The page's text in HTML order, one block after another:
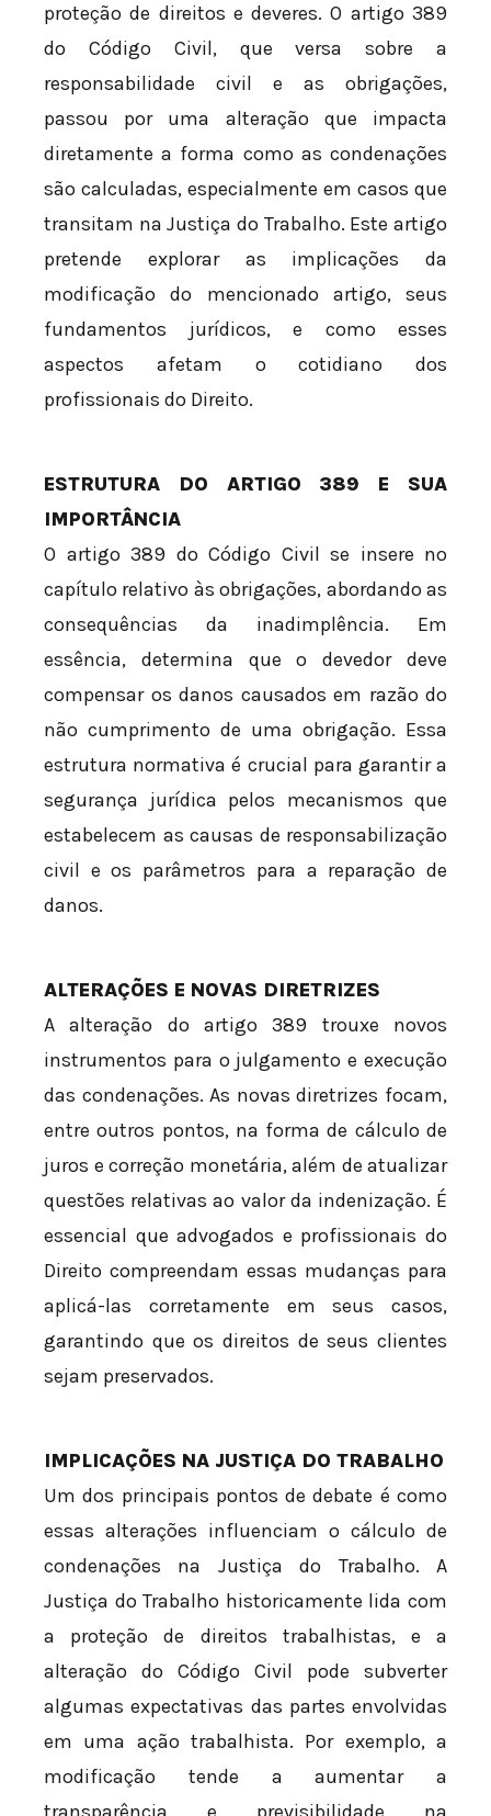
proteção de direitos e deveres. O artigo 389
do Código Civil, que versa sobre a
responsabilidade civil e as obrigações,
passou por uma alteração que impacta
diretamente a forma como as condenações
são calculadas, especialmente em casos que
transitam na Justiça do Trabalho. Este artigo
pretende explorar as implicações da
modificação do mencionado artigo, seus
fundamentos jurídicos, e como esses
aspectos afetam o cotidiano dos
profissionais do Direito.
ESTRUTURA DO ARTIGO 389 E SUA
IMPORTÂNCIA
O artigo 389 do Código Civil se insere no
capítulo relativo às obrigações, abordando as
consequências da inadimplência. Em
essência, determina que o devedor deve
compensar os danos causados em razão do
não cumprimento de uma obrigação. Essa
estrutura normativa é crucial para garantir a
segurança jurídica pelos mecanismos que
estabelecem as causas de responsabilização
civil e os parâmetros para a reparação de
danos.
ALTERAÇÕES E NOVAS DIRETRIZES
A alteração do artigo 389 trouxe novos
instrumentos para o julgamento e execução
das condenações. As novas diretrizes focam,
entre outros pontos, na forma de cálculo de
juros e correção monetária, além de atualizar
questões relativas ao valor da indenização. É
essencial que advogados e profissionais do
Direito compreendam essas mudanças para
aplicá-las corretamente em seus casos,
garantindo que os direitos de seus clientes
sejam preservados.
IMPLICAÇÕES NA JUSTIÇA DO TRABALHO
Um dos principais pontos de debate é como
essas alterações influenciam o cálculo de
condenações na Justiça do Trabalho. A
Justiça do Trabalho historicamente lida com
a proteção de direitos trabalhistas, e a
alteração do Código Civil pode subverter
algumas expectativas das partes envolvidas
em uma ação trabalhista. Por exemplo, a
modificação tende a aumentar a